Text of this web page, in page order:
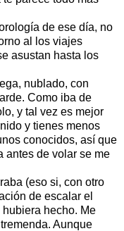
de ese día, no
al los viajes
asustan hasta los
nublado, con
Como iba de
y tal vez es mejor
y tienes menos
conocidos, así que
antes de volar se me
(eso si, con otro
de escalar el
hecho. Me
Aunque